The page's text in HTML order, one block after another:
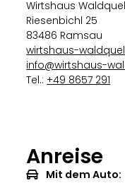
Wirtshaus
Riesenbichl 25
83486 Ramsau
wirtshaus-
info@wirtshaus-
Tel.:+49 8657 291
Anreise
Mit dem Auto: